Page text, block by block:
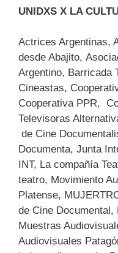
UNIDXS X LA
Actrices Argentinas,
desde Abajito,
Argentino, Barricada
Cineastas,
Cooperativa PPR,
Televisoras
de Cine
Documenta, Junta
INT, La compañía
teatro, Movimiento
Platense,
de Cine
Muestras
Audiovisuales